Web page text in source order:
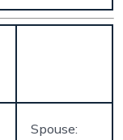
Spouse: